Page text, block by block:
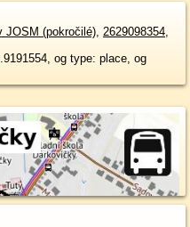
JOSM (pokročilé), 2629098354,
og type: place, og